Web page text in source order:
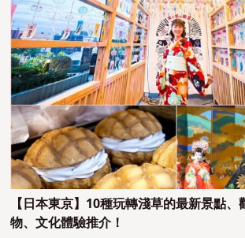
【日本東京】10種玩轉淺草的最新景點
物、文化體驗推介！